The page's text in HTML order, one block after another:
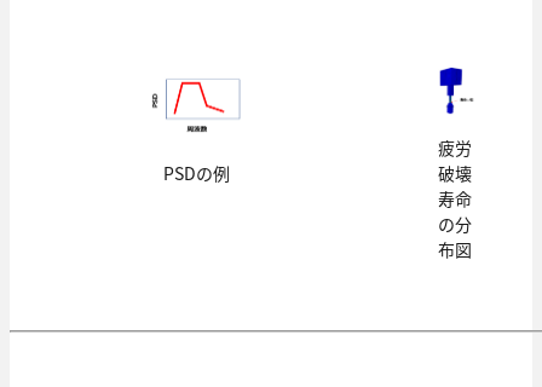
PSDの例
疲労
破壊
寿命
の分
布図